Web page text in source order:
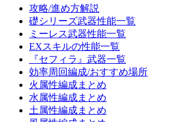
攻略/進め方解説
礎シリーズ武器性能一覧
ミーレス武器性能一覧
EXスキルの性能一覧
『セフィラ』武器一覧
効率周回編成/おすすめ場所
火属性編成まとめ
水属性編成まとめ
土属性編成まとめ